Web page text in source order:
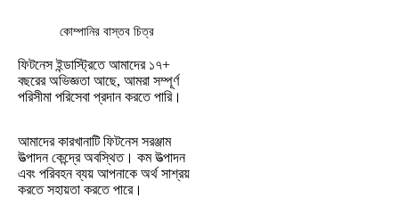
কোম্পানির বাস্তব চিত্র
ফিটনেস ইন্ডাস্ট্রিতে আমাদের ১৭+
বছরের অভিজ্ঞতা আছে, আমরা সম্পূর্ণ
পরিসীমা পরিসেবা প্রদান করতে পারি।
আমাদের কারখানাটি ফিটনেস সরঞ্জাম
উত্পাদন কেন্দ্রে অবস্থিত। কম উত্পাদন
এবং পরিবহন ব্যয় আপনাকে অর্থ সাশ্রয়
করতে সহায়তা করতে পারে।